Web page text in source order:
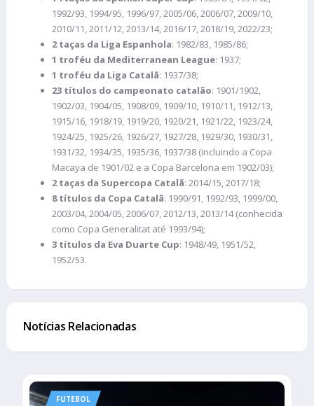
1992/93, 1994/95, 1996/97, 2005/06, 2006/07, 2009/10,
2010/11, 2011/12, 2013/14, 2016/17, 2018/19, 2022/23;
2 taças da Liga Espanhola: 1982/83, 1985/86;
1 troféu da Mediterranean League: 1937;
1 troféu da Liga Catalã: 1937/38;
23 títulos do campeonato catalão: 1901/1902,
1902/03, 1904/05, 1908/09, 1909/10, 1910/11, 1912/13,
1915/16, 1918/19, 1919/20, 1920/21, 1921/22, 1923/24,
1924/25, 1925/26, 1926/27, 1927/28, 1929/30, 1930/31,
1931/32, 1934/35, 1935/36, 1937/38 (incluindo a Copa
Macaya de 1901/02 e a Copa Barcelona em 1902/03);
2 taças da Supercopa Catalã: 2014/15, 2017/18;
8 títulos da Copa Catalã: 1990/91, 1992/93, 1999/00,
2003/04, 2004/05, 2006/07, 2012/13, 2013/14 (conhecida
como Copa Generalitat até 1993/94);
3 títulos da Eva Duarte Cup: 1948/49, 1951/52,
1952/53.
Notícias Relacionadas
FUTEBOL